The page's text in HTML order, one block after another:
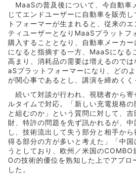
MaaSの普及後について、今自動車
じてエンドユーザーに自動車を販売
トフォーマーが生まれると、従来の
ティユーザーとなりMaaSプラットフ
購入することとなり、自動車メーカー
になると指摘する一方、MaaSになる
高まり、消耗品の需要は増えるので
aSプラットフォーマーになり、どの
が関心事であるとし、講演を締めくく
続いて対談が行われ、視聴者から寄
ルタイムで対応。「新しい充電規格
と組むのか」という質問に対して、
財、特許の問題を先ず訊かれるが、
し、技術流出して失う部分と相手から
得る部分の方が多いと考えた」「中国
うとしており、欧州／米国の
Oの技術的優位を熟知した上でアプロ
した。